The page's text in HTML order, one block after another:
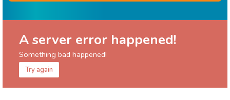
A server error happened!
Something bad happened!
Try again